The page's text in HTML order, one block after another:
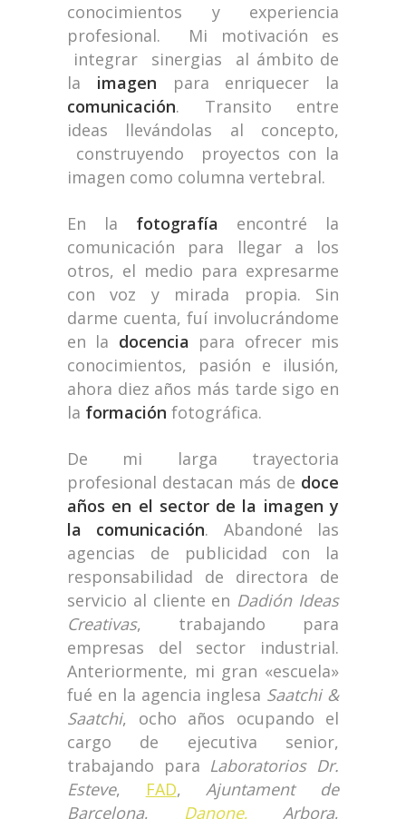
conocimientos y experiencia
profesional. Mi motivación es
integrar sinergias al ámbito de
la imagen para enriquecer la
comunicación. Transito entre
ideas llevándolas al concepto,
construyendo proyectos con la
imagen como columna vertebral.
En la fotografía encontré la
comunicación para llegar a los
otros, el medio para expresarme
con voz y mirada propia. Sin
darme cuenta, fuí involucrándome
en la docencia para ofrecer mis
conocimientos, pasión e ilusión,
ahora diez años más tarde sigo en
la formación fotográfica.
De mi larga trayectoria
profesional destacan más de doce
años en el sector de la imagen y
la comunicación. Abandoné las
agencias de publicidad con la
responsabilidad de directora de
servicio al cliente en Dadión Ideas
Creativas, trabajando para
empresas del sector industrial.
Anteriormente, mi gran «escuela»
fué en la agencia inglesa Saatchi &
Saatchi, ocho años ocupando el
cargo de ejecutiva senior,
trabajando para Laboratorios Dr.
Esteve, FAD,Ajuntament de
Barcelona, Danone, Arbora,